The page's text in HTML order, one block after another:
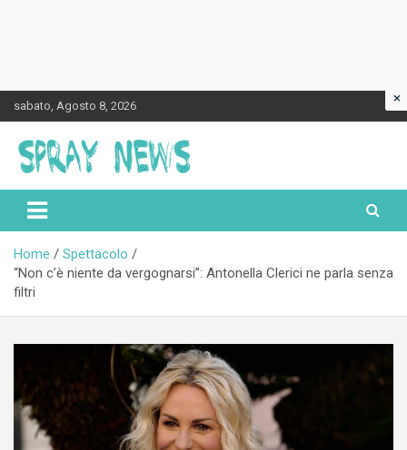
to
content
sabato, Agosto 8, 2026
Spraynews.it
Home
Spettacolo
“Non c’è niente da vergognarsi”: Antonella Clerici ne parla senza
filtri
×